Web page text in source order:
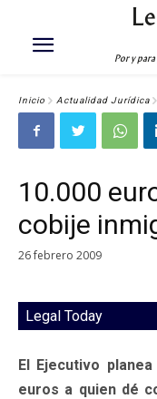
Por y
Inicio Actualidad Jurídica
10.000
cobije
26 febrero 2009
Legal Today
El Ejecutivo
euros a quien dé